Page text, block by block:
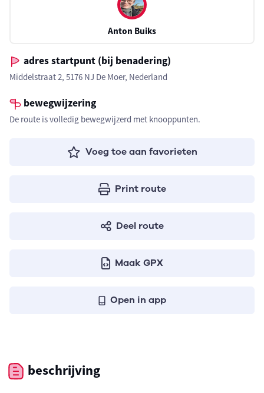
Anton Buiks
adres startpunt (bij benadering)
Middelstraat 2, 5176 NJ De Moer, Nederland
bewegwijzering
De route is volledig bewegwijzerd met knooppunten.
Voeg toe aan favorieten
Print route
Deel route
Maak GPX
Open in app
beschrijving